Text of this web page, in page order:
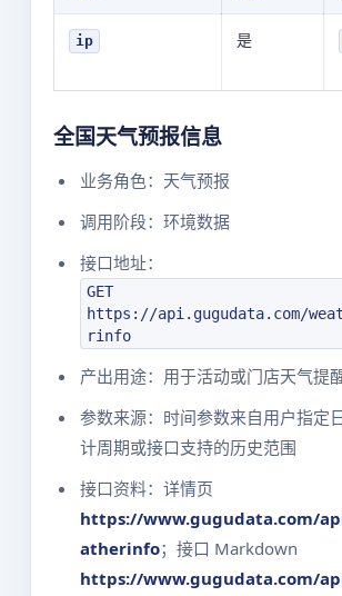
ip 是
全国天气预报信息
业务角色：天气预报
调用阶段：环境数据
接口地址：
GET
https://api.gugudata.com/
rinfo
产出用途：用于活动或门店天气提醒
参数来源：时间参数来自用户指定
计周期或接口支持的历史范围
接口资料：详情页
https://www.gugudata.com/
atherinfo；接口 Markdown
https://www.gugudata.com/